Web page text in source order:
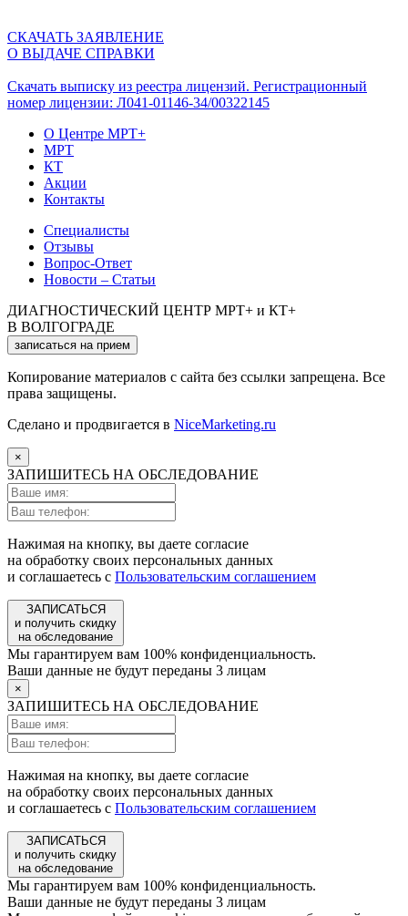
СКАЧАТЬ ЗАЯВЛЕНИЕ
О ВЫДАЧЕ СПРАВКИ
Скачать выписку из реестра лицензий. Регистрационный
номер лицензии: Л041-01146-34/00322145
О Центре МРТ+
МРТ
КТ
Акции
Контакты
Специалисты
Отзывы
Вопрос-Ответ
Новости – Статьи
ДИАГНОСТИЧЕСКИЙ ЦЕНТР МРТ+ и КТ+
В ВОЛГОГРАДЕ
записаться на прием
Копирование материалов с сайта без ссылки запрещена. Все
права защищены.
Сделано и продвигается в NiceMarketing.ru
×
ЗАПИШИТЕСЬ НА ОБСЛЕДОВАНИЕ
Нажимая на кнопку, вы даете согласие
на обработку своих персональных данных
и соглашаетесь с Пользовательским соглашением
ЗАПИСАТЬСЯ
и получить скидку
на обследование
Мы гарантируем вам 100% конфиденциальность.
Ваши данные не будут переданы 3 лицам
×
ЗАПИШИТЕСЬ НА ОБСЛЕДОВАНИЕ
Нажимая на кнопку, вы даете согласие
на обработку своих персональных данных
и соглашаетесь с Пользовательским соглашением
ЗАПИСАТЬСЯ
и получить скидку
на обследование
Мы гарантируем вам 100% конфиденциальность.
Ваши данные не будут переданы 3 лицам